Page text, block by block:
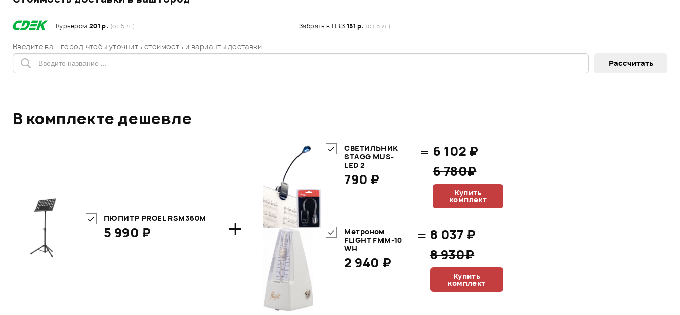
Курьером 201 р. (от 5 д.) Забрать в ПВЗ 151 р. (от 5 д.)
Введите ваш город чтобы уточнить стоимость и варианты доставки
В комплекте дешевле
ПЮПИТР PROEL RSM360M
5 990 ₽ +
СВЕТИЛЬНИК
STAGG MUS-
LED 2
790 ₽
= 6 102 ₽
6 780₽
Купить
комплект
Метроном
FLIGHT FMM-10
WH
2 940 ₽
= 8 037 ₽
8 930₽
Купить
комплект